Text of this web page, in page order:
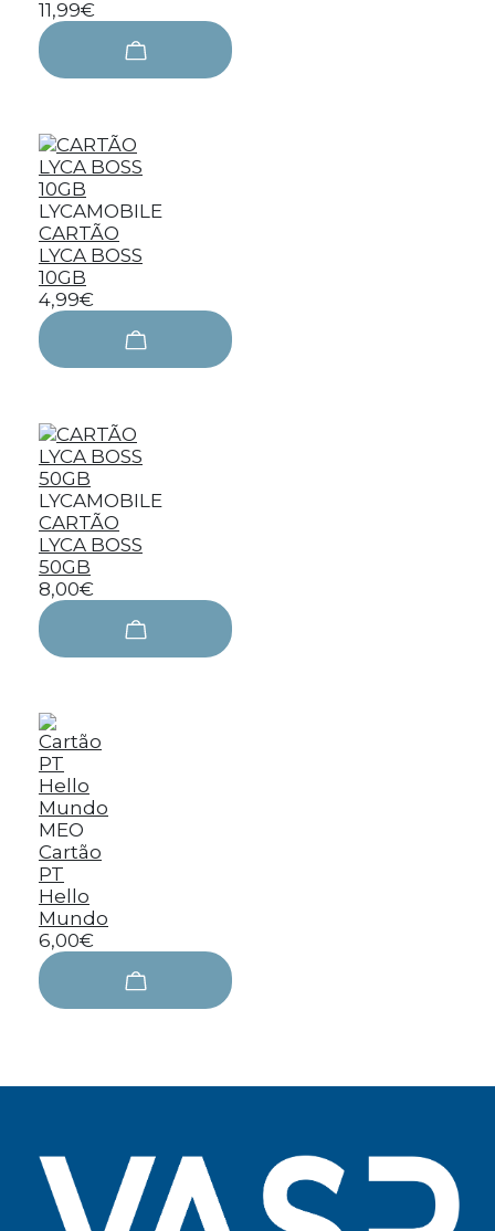
11,99€
LYCAMOBILE
CARTÃO
LYCA BOSS
10GB
4,99€
LYCAMOBILE
CARTÃO
LYCA BOSS
50GB
8,00€
MEO
Cartão
PT
Hello
Mundo
6,00€